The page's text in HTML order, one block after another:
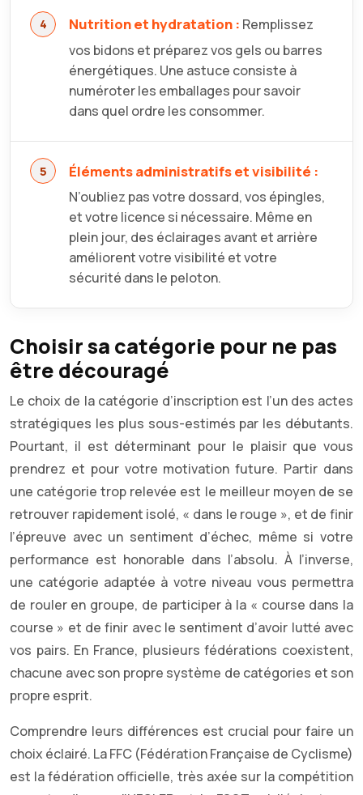
Nutrition et hydratation : Remplissez
vos bidons et préparez vos gels ou barres
énergétiques. Une astuce consiste à
numéroter les emballages pour savoir
dans quel ordre les consommer.
Éléments administratifs et visibilité :
N’oubliez pas votre dossard, vos épingles,
et votre licence si nécessaire. Même en
plein jour, des éclairages avant et arrière
améliorent votre visibilité et votre
sécurité dans le peloton.
Choisir sa catégorie pour ne pas
être découragé
Le choix de la catégorie d’inscription est l’un des actes
stratégiques les plus sous-estimés par les débutants.
Pourtant, il est déterminant pour le plaisir que vous
prendrez et pour votre motivation future. Partir dans
une catégorie trop relevée est le meilleur moyen de se
retrouver rapidement isolé, « dans le rouge », et de finir
l’épreuve avec un sentiment d’échec, même si votre
performance est honorable dans l’absolu. À l’inverse,
une catégorie adaptée à votre niveau vous permettra
de rouler en groupe, de participer à la « course dans la
course » et de finir avec le sentiment d’avoir lutté avec
vos pairs. En France, plusieurs fédérations coexistent,
chacune avec son propre système de catégories et son
propre esprit.
Comprendre leurs différences est crucial pour faire un
choix éclairé. La FFC (Fédération Française de Cyclisme)
est la fédération officielle, très axée sur la compétition